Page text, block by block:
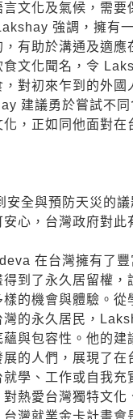
文化及氣候，需要
強調，擁有
有助於溝通及適應
食文化聞名，令
，對初來乍到的外國
建議勇於嘗試不
，正如同他面對在
安全與預防天災的
心，台灣政府對此
在台灣擁有了豐
得到了永久居留權，
的機會與體驗。從
灣的永久居民，
與包容性。他的建
展的人們，展現了在
學、工作或自我充
熱愛台灣獨特文化